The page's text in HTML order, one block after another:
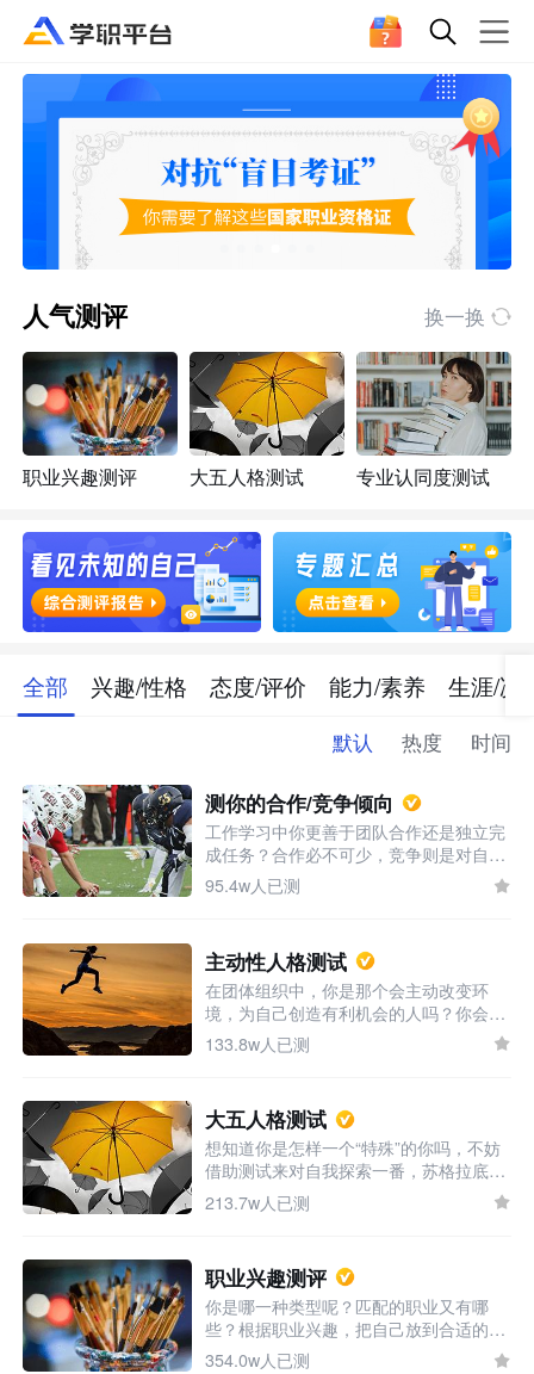
人气测评 换一换
职业兴趣测评 大五人格测试 专业认同度测试
全部 兴趣/性格 态度/评价 能力/素养 生涯/决
默认 热度 时间
测你的合作/竞争倾向
工作学习中你更善于团队合作还是独立完
成任务？合作必不可少，竞争则是对自我
发展的需求，两者并不冲突。想知道你的
合作/竞争偏向吗，一试便知。
95.4w人已测
主动性人格测试
在团体组织中，你是那个会主动改变环
境，为自己创造有利机会的人吗？你会采
取有效行动及时解决问题吗？测一测了解
你在工作中的人格倾向如何。
133.8w人已测
大五人格测试
想知道你是怎样一个“特殊”的你吗，不妨
借助测试来对自我探索一番，苏格拉底
说，认识你自己，在所有的探索中自我探
索总是让人着迷而又其乐无穷，还等什
213.7w人已测
职业兴趣测评
你是哪一种类型呢？匹配的职业又有哪
些？根据职业兴趣，把自己放到合适的位
置上，会起到事半功倍的效果哦！
354.0w人已测